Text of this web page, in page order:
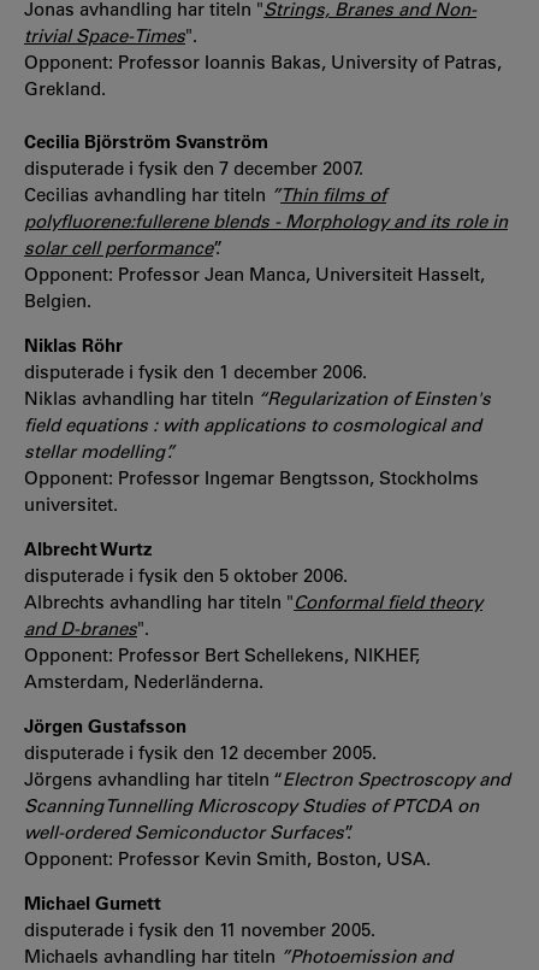
Jonas avhandling har titeln "Strings, Branes and Non-
trivial Space-Times".
Opponent: Professor Ioannis Bakas, University of Patras,
Grekland.
Cecilia Björström Svanström
disputerade i fysik den 7 december 2007.
Cecilias avhandling har titeln ”Thin films of
polyfluorene:fullerene blends - Morphology and its role in
solar cell performance”.
Opponent: Professor Jean Manca, Universiteit Hasselt,
Belgien.
Niklas Röhr
disputerade i fysik den 1 december 2006.
Niklas avhandling har titeln “Regularization of Einsten's
field equations : with applications to cosmological and
stellar modelling”.
Opponent: Professor Ingemar Bengtsson, Stockholms
universitet.
Albrecht Wurtz
disputerade i fysik den 5 oktober 2006.
Albrechts avhandling har titeln "Conformal field theory
and D-branes".
Opponent: Professor Bert Schellekens, NIKHEF,
Amsterdam, Nederländerna.
Jörgen Gustafsson
disputerade i fysik den 12 december 2005.
Jörgens avhandling har titeln “Electron Spectroscopy and
Scanning Tunnelling Microscopy Studies of PTCDA on
well-ordered Semiconductor Surfaces”.
Opponent: Professor Kevin Smith, Boston, USA.
Michael Gurnett
disputerade i fysik den 11 november 2005.
Michaels avhandling har titeln ”Photoemission and